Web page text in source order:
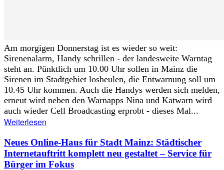
Am morgigen Donnerstag ist es wieder so weit:
Sirenenalarm, Handy schrillen - der landesweite Warntag
steht an. Pünktlich um 10.00 Uhr sollen in Mainz die
Sirenen im Stadtgebiet losheulen, die Entwarnung soll um
10.45 Uhr kommen. Auch die Handys werden sich melden,
erneut wird neben den Warnapps Nina und Katwarn wird
auch wieder Cell Broadcasting erprobt - dieses Mal...
Weiterlesen
Neues Online-Haus für Stadt Mainz: Städtischer
Internetauftritt komplett neu gestaltet – Service für
Bürger im Fokus